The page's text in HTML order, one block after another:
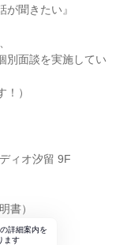
が聞きたい』
別面談を実施してい
）
ィオ汐留 9F
書）
詳細案内を
ます